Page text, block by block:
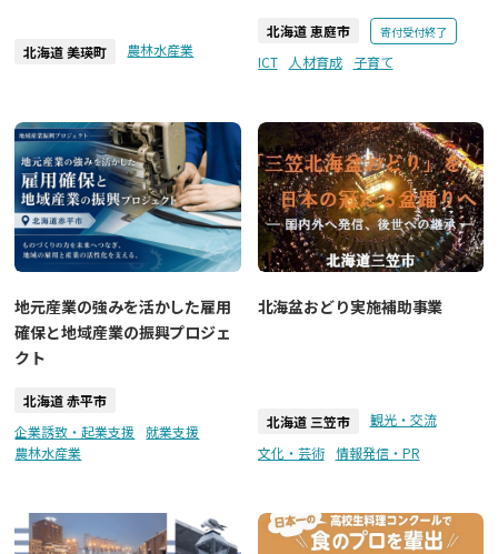
北海道 美瑛町 農林水産業
北海道 恵庭市 寄付受付終了
ICT 人材育成 子育て
地元産業の強みを活かした雇用
確保と地域産業の振興プロジェ
クト
北海道 赤平市
企業誘致・起業支援
就業支援
農林水産業
北海盆おどり実施補助事業
北海道 三笠市
観光・交流
文化・芸術
情報発信・PR